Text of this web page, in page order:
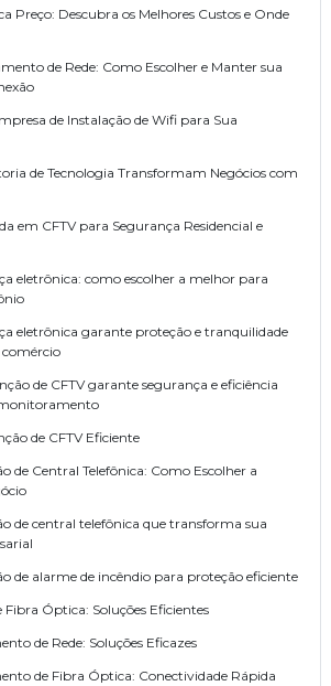
Preço: Descubra os Melhores Custos e Onde
de Rede: Como Escolher e Manter sua
de Instalação de Wifi para Sua
de Tecnologia Transformam Negócios com
em CFTV para Segurança Residencial e
eletrônica: como escolher a melhor para
eletrônica garante proteção e tranquilidade
comércio
de CFTV garante segurança e eficiência
de CFTV Eficiente
de Central Telefônica: Como Escolher a
de central telefônica que transforma sua
de alarme de incêndio para proteção eficiente
Fibra Óptica: Soluções Eficientes
de Rede: Soluções Eficazes
de Fibra Óptica: Conectividade Rápida